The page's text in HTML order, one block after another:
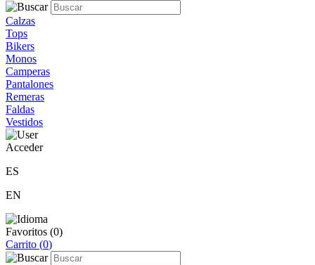
Calzas
Tops
Bikers
Monos
Camperas
Pantalones
Remeras
Faldas
Vestidos
Acceder
ES
EN
Favoritos (0)
Carrito (0)